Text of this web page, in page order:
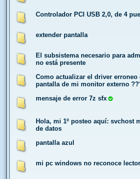
Controlador PCI USB 2,0, de 4
extender pantalla
El subsistema necesario para
no está presente
Como actualizar el driver erroneo
pantalla de mi monitor externo
mensaje de error 7z sfx
Hola, mi 1º posteo aquí: svchost
de datos
pantalla azul
mi pc windows no reconoce